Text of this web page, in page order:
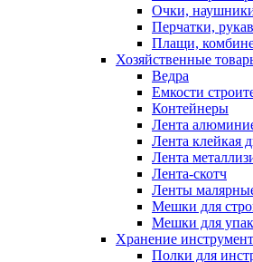
Очки,
Перчатки,
Плащи,
Хозяйственные
Ведра
Емкости
Контейнеры
Лента
Лента клейкая
Лента
Лента-скотч
Ленты
Мешки для
Мешки для
Хранение
Полки для